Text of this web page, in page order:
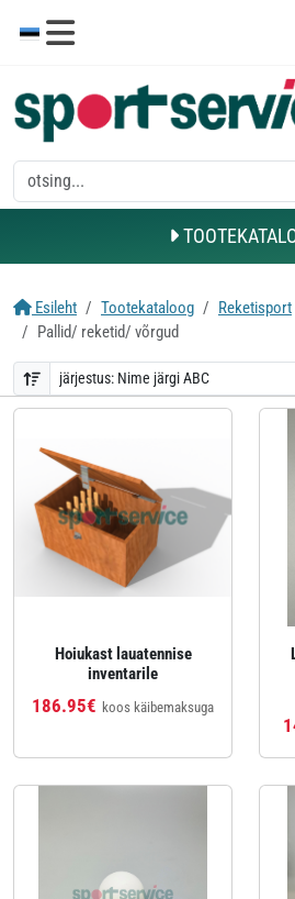
Esileht Tootekataloog Reketisport
Pallid/ reketid/ võrgud
Hoiukast lauatennise
inventarile
186.95€ koos käibemaksuga